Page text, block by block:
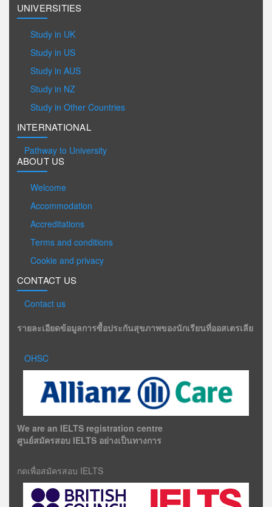
UNIVERSITIES
Study in UK
Study in US
Study in AUS
Study in NZ
Study in Other Countries
INTERNATIONAL
Pathway to University
ABOUT US
Welcome
Accommodation
Accreditations
Terms and conditions
Cookie and privacy
CONTACT US
Contact us
รายละเอียดข้อมูลการซื้อประกันสุขภาพของนักเรียนที่ออสเตรเลีย
OHSC
We are an IELTS registration centre
ศูนย์สมัครสอบ IELTS อย่างเป็นทางการ
กดเพื่อสมัครสอบ IELTS